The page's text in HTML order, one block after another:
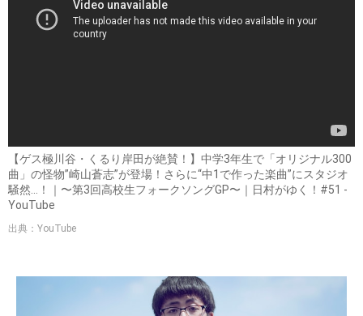
【ゲス極川谷・くるり岸田が絶賛！】中学3年生で「オリジナル300
曲」の怪物”崎山蒼志”が登場！さらに“中1で作った楽曲”にスタジオ
騒然…！｜〜第3回高校生フォークソングGP〜｜日村がゆく！#51 -
YouTube
出典：YouTube